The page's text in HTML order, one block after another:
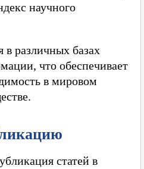
научного
различных базах
что обеспечивает
в мировом
статей в